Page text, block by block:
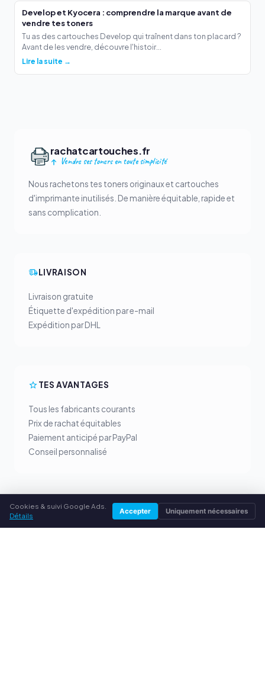
Develop et Kyocera : comprendre la marque avant de
vendre tes toners
Tu as des cartouches Develop qui traînent dans ton placard ?
Avant de les vendre, découvre l'histoir...
Lire la suite →
rachatcartouches.fr
Vendre ses toners en toute simplicité
Nous rachetons tes toners originaux et cartouches
d'imprimante inutilisés. De manière équitable, rapide et
sans complication.
LIVRAISON
Livraison gratuite
Étiquette d'expédition par e-mail
Expédition par DHL
TES AVANTAGES
Tous les fabricants courants
Prix de rachat équitables
Paiement anticipé par PayPal
Conseil personnalisé
SERVICE
Cookies & suivi Google Ads.
Détails
Accepter Uniquement nécessaires